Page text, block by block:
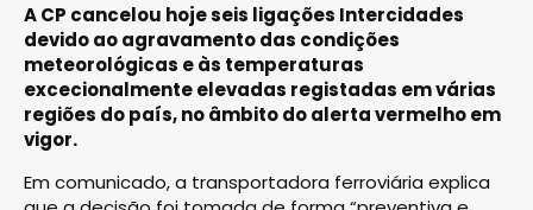
A CP cancelou hoje seis ligações Intercidades
devido ao agravamento das condições
meteorológicas e às temperaturas
excecionalmente elevadas registadas em várias
regiões do país, no âmbito do alerta vermelho em
vigor.
Em comunicado, a transportadora ferroviária explica